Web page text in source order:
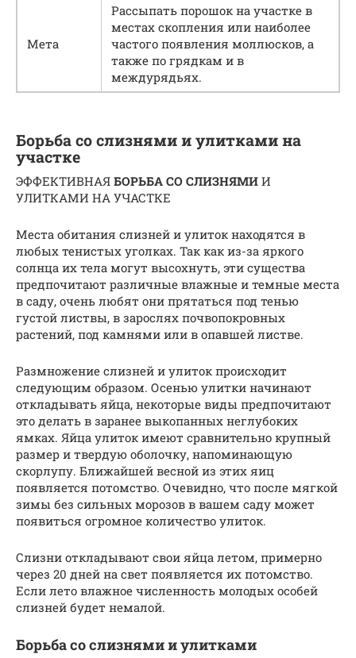
Мета
Рассыпать порошок на участке в
местах скопления или наиболее
частого появления моллюсков, а
также по грядкам и в
междурядьях.
Борьба со слизнями и улитками на
участке
ЭФФЕКТИВНАЯ БОРЬБА СО СЛИЗНЯМИ И
УЛИТКАМИ НА УЧАСТКЕ
Места обитания слизней и улиток находятся в
любых тенистых уголках. Так как из-за яркого
солнца их тела могут высохнуть, эти существа
предпочитают различные влажные и темные места
в саду, очень любят они прятаться под тенью
густой листвы, в зарослях почвопокровных
растений, под камнями или в опавшей листве.
Размножение слизней и улиток происходит
следующим образом. Осенью улитки начинают
откладывать яйца, некоторые виды предпочитают
это делать в заранее выкопанных неглубоких
ямках. Яйца улиток имеют сравнительно крупный
размер и твердую оболочку, напоминающую
скорлупу. Ближайшей весной из этих яиц
появляется потомство. Очевидно, что после мягкой
зимы без сильных морозов в вашем саду может
появиться огромное количество улиток.
Слизни откладывают свои яйца летом, примерно
через 20 дней на свет появляется их потомство.
Если лето влажное численность молодых особей
слизней будет немалой.
Борьба со слизнями и улитками